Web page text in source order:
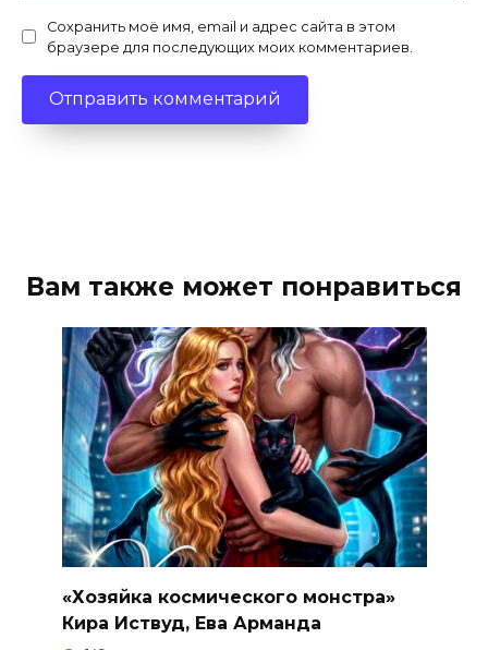
Сохранить моё имя, email и адрес сайта в этом
браузере для последующих моих комментариев.
Вам также может понравиться
«Хозяйка космического монстра»
Кира Иствуд, Ева Арманда